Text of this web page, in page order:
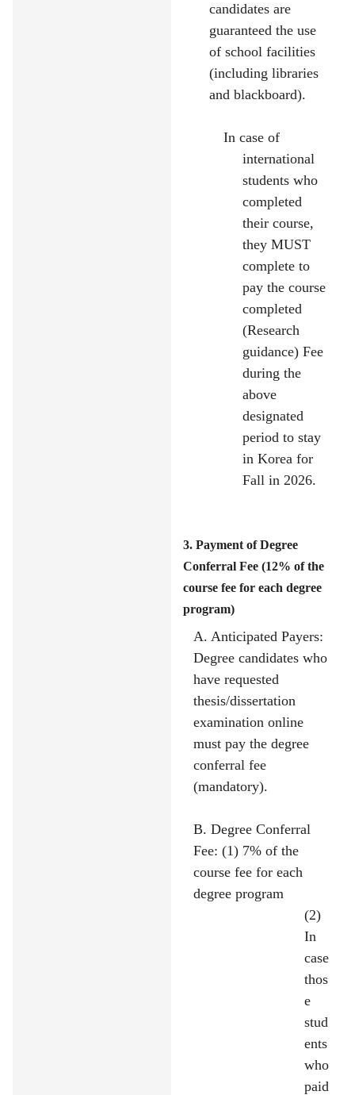
candidates are
guaranteed the use
of school facilities
(including libraries
and blackboard).
In case of
international
students who
completed
their course,
they MUST
complete to
pay the course
completed
(Research
guidance) Fee
during the
above
designated
period to stay
in Korea for
Fall in 2026.
3. Payment of Degree
Conferral Fee (12% of the
course fee for each degree
program)
A. Anticipated Payers:
Degree candidates who
have requested
thesis/dissertation
examination online
must pay the degree
conferral fee
(mandatory).
B. Degree Conferral
Fee: (1) 7% of the
course fee for each
degree program
(2)
In
case
thos
e
stud
ents
who
paid